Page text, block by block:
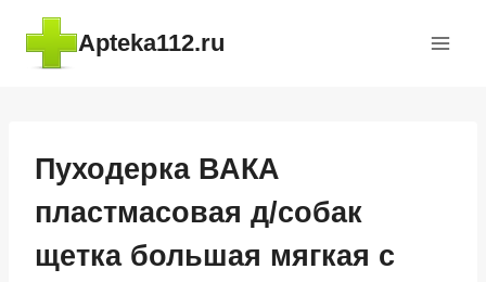
Перейти
содержимому
Apteka112.ru
Пуходерка ВАКА
пластмасовая д/собак
щетка большая мягкая с